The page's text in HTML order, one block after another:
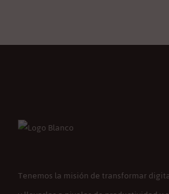
Tenemos la misión de transformar